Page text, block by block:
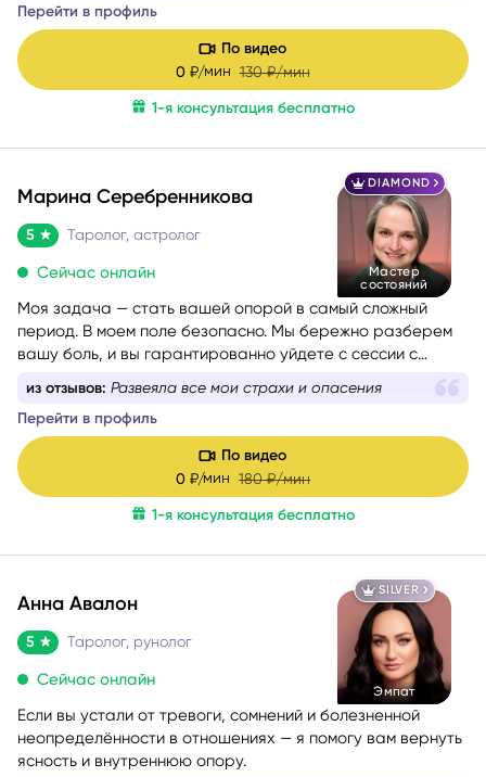
Моя цель — сделать так,
ответ, но и ушли с консультации позитивно заряженными
.
Перейти в профиль
По видео
0 ₽/мин130 ₽/мин
1-я консультация бесплатно
DIAMOND
Мастер
состояний
Марина Серебренникова
5 Таролог, астролог
Сейчас онлайн
Моя задача — стать вашей опорой в самый сложный
период. В моем поле безопасно. Мы бережно разберем
вашу боль, и вы гарантированно уйдете с сессии с
новыми силами, вдохновением и верой в себя. Я таролог
и консультант с глубоким жизненным опытом. Мой подход
— это диагностика: я смотрю в суть ситуации, показываю
её внутреннюю логику, причины и возможные варианты
развития, чтобы вы могли опереться на это в своих
решениях. Я не работаю через оценки «правильно/
неправильно». Я помогаю увидеть картину честно и
наиболее устойчивым.
из отзывов: Развеяла все мои страхи и опасения
Перейти в профиль
По видео
0 ₽/мин180 ₽/мин
1-я консультация бесплатно
SILVER
Эмпат
Анна Авалон
5 Таролог, рунолог
Сейчас онлайн
Если вы устали от тревоги, сомнений и болезненной
неопределённости в отношениях — я помогу вам вернуть
ясность и внутреннюю опору.